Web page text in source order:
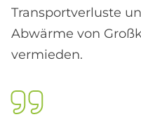
Transportverluste
Abwärme von
vermieden.